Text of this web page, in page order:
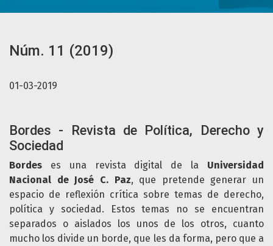
Núm. 11 (2019)
01-03-2019
Bordes - Revista de Política, Derecho y
Sociedad
Bordes es una revista digital de la Universidad
Nacional de José C. Paz, que pretende generar un
espacio de reflexión crítica sobre temas de derecho,
política y sociedad. Estos temas no se encuentran
separados o aislados los unos de los otros, cuanto
mucho los divide un borde, que les da forma, pero que a